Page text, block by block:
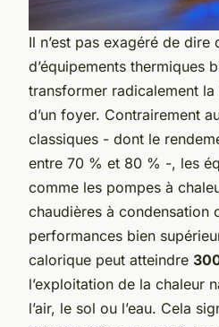
Il n’est pas exagéré de dire
d’équipements thermiques
transformer radicalement
d’un foyer. Contrairement
classiques - dont le
entre 70 % et 80 % -, les
comme les pompes à
chaudières à condensation
performances bien
calorique peut atteindre
l’exploitation de la chaleur
l’air, le sol ou l’eau. Cela